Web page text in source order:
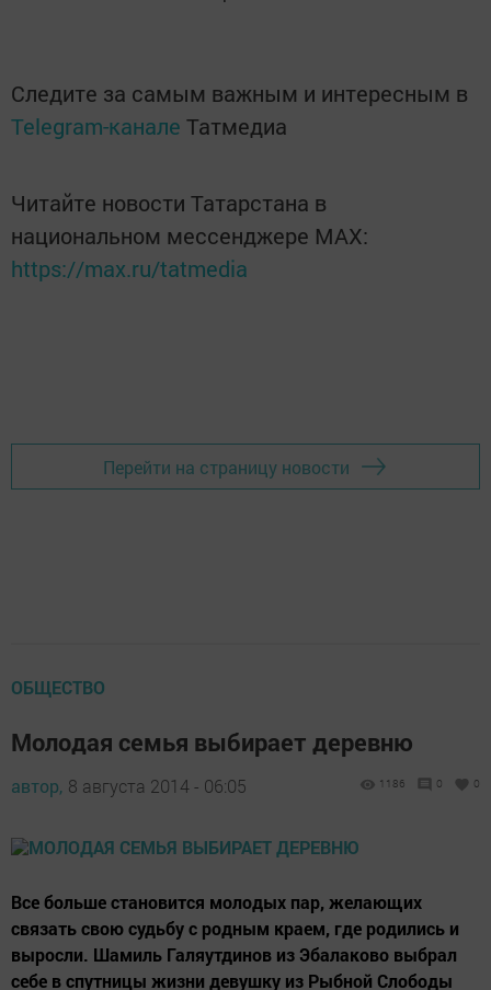
Следите за самым важным и интересным в
Telegram-канале Татмедиа
Читайте новости Татарстана в
национальном мессенджере MАХ:
https://max.ru/tatmedia
Перейти на страницу новости
ОБЩЕСТВО
Молодая семья выбирает деревню
автор, 8 августа 2014 - 06:05 1186 0 0
Все больше становится молодых пар, желающих
связать свою судьбу с родным краем, где родились и
выросли. Шамиль Галяутдинов из Эбалаково выбрал
себе в спутницы жизни девушку из Рыбной Слободы